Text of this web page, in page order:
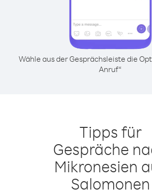
Wähle aus der Gesprächsleiste die
Anruf“
Tipps für
Gespräche
Mikronesien
Salomonen